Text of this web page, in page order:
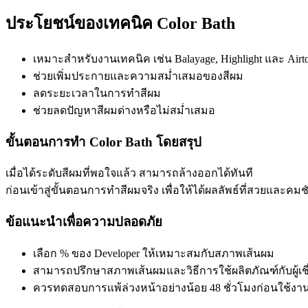
ประโยชน์ของเทคนิค Color Bath
เหมาะสำหรับงานเทคนิค เช่น Balayage, Highlight และ
ช่วยเพิ่มประกายและความสม่ำเสมอของสีผม
ลดระยะเวลาในการทำสีผม
ช่วยลดปัญหาสีผมด่างหรือไม่สม่ำเสมอ
ขั้นตอนการทำ Color Bath โดยสรุป
เมื่อได้ระดับสีผมที่พอใจแล้ว สามารถล้างออกได้ทันที
ก่อนเข้าสู่ขั้นตอนการทำสีผมจริง เพื่อให้ได้ผลลัพธ์ที่สวยและคม
ข้อแนะนำเพื่อความปลอดภัย
เลือก % ของ Developer ให้เหมาะสมกับสภาพเส้นผม
สามารถปรึกษาสภาพเส้นผมและวิธีการใช้ผลิตภัณฑ์กับผู้เ
ควรทดสอบการแพ้ล่วงหน้าอย่างน้อย 48 ชั่วโมงก่อนใช้งา